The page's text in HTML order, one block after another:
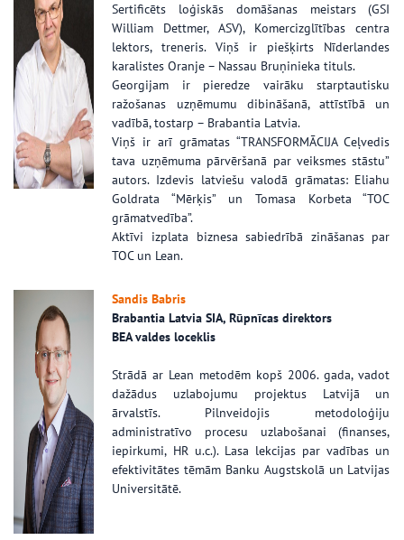
Sertificēts loģiskās domāšanas meistars (GSI
William Dettmer, ASV), Komercizglītības centra
lektors, treneris. Viņš ir piešķirts Nīderlandes
karalistes Oranje – Nassau Bruņinieka tituls.
Georgijam ir pieredze vairāku starptautisku
ražošanas uzņēmumu dibināšanā, attīstībā un
vadībā, tostarp – Brabantia Latvia.
Viņš ir arī grāmatas “TRANSFORMĀCIJA Ceļvedis
tava uzņēmuma pārvēršanā par veiksmes stāstu”
autors. Izdevis latviešu valodā grāmatas: Eliahu
Goldrata “Mērķis” un Tomasa Korbeta “TOC
grāmatvedība”.
Aktīvi izplata biznesa sabiedrībā zināšanas par
TOC un Lean.
Sandis Babris
Brabantia Latvia SIA, Rūpnīcas direktors
BEA valdes loceklis
Strādā ar Lean metodēm kopš 2006. gada, vadot
dažādus uzlabojumu projektus Latvijā un
ārvalstīs. Pilnveidojis metodoloģiju
administratīvo procesu uzlabošanai (finanses,
iepirkumi, HR u.c.). Lasa lekcijas par vadības un
efektivitātes tēmām Banku Augstskolā un Latvijas
Universitātē.